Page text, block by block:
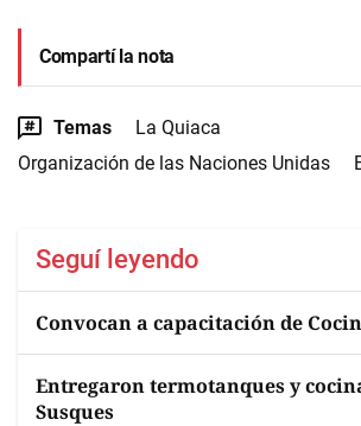
Compartí la nota
Temas
La Quiaca
Organización de las Naciones Unidas
Seguí leyendo
Convocan a capacitación de
Entregaron termotanques y
Susques